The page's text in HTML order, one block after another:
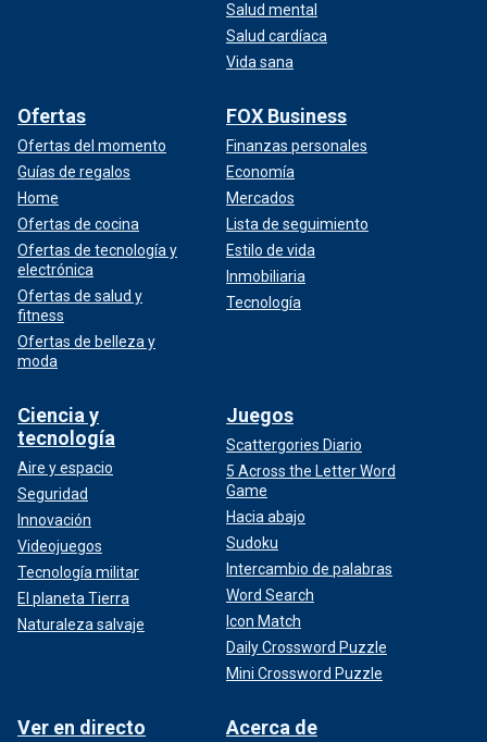
Salud mental
Salud cardíaca
Vida sana
Ofertas
Ofertas del momento
Guías de regalos
Home
Ofertas de cocina
Ofertas de tecnología y
electrónica
Ofertas de salud y
fitness
Ofertas de belleza y
moda
FOX Business
Finanzas personales
Economía
Mercados
Lista de seguimiento
Estilo de vida
Inmobiliaria
Tecnología
Ciencia y
tecnología
Aire y espacio
Seguridad
Innovación
Videojuegos
Tecnología militar
El planeta Tierra
Naturaleza salvaje
Juegos
Scattergories Diario
5 Across the Letter Word
Game
Hacia abajo
Sudoku
Intercambio de palabras
Word Search
Icon Match
Daily Crossword Puzzle
Mini Crossword Puzzle
Ver en directo Acerca de